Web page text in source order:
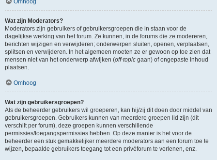
Wat zijn Moderators?
Moderators zijn gebruikers of gebruikersgroepen die in staan voor de
dagelijkse werking van het forum. Ze kunnen, in de forums die ze modereren,
berichten wijzigen en verwijderen; onderwerpen sluiten, openen, verplaatsen,
splitsen en verwijderen. In het algemeen moeten ze er gewoon op toe zien dat
mensen niet van het onderwerp afwijken (off-topic gaan) of ongepaste inhoud
plaatsen.
Omhoog
Wat zijn gebruikersgroepen?
Als de beheerder gebruikers wil groeperen, kan hij/zij dit doen door middel van
gebruikersgroepen. Gebruikers kunnen van meerdere groepen lid zijn (dit
verschilt per forum), deze groepen kunnen verschillende
permissies/toegangspermissies hebben. Op deze manier is het voor de
beheerder een stuk gemakkelijker meerdere moderators aan een forum toe te
wijzen, bepaalde gebruikers toegang tot een privéforum te verlenen, enz.